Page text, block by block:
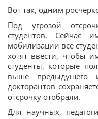
Вот так, одним
Под угрозой
студентов. Сейчас
мобилизации все
хотят ввести, чтобы
студенты, которые
выше
докторантов
отсрочку отобрали.
Для научных,